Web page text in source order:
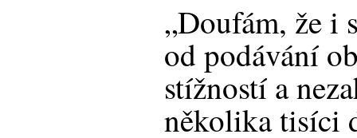
„Doufám, že i
od podávání
stížností a
několika tisíci